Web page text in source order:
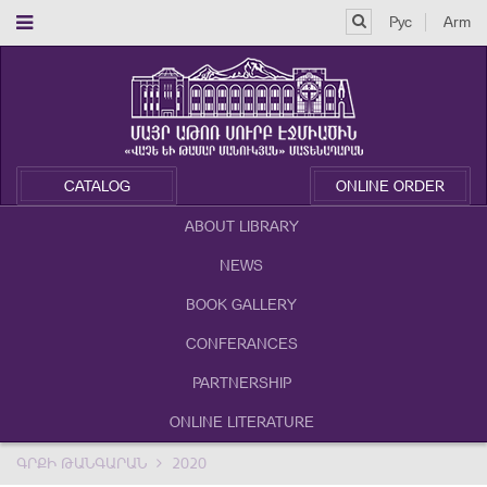
Рус Arm
CATALOG ONLINE ORDER
ABOUT LIBRARY
NEWS
BOOK GALLERY
CONFERANCES
PARTNERSHIP
ONLINE LITERATURE
ԳՐՔԻ ԹԱՆԳԱՐԱՆ 2020